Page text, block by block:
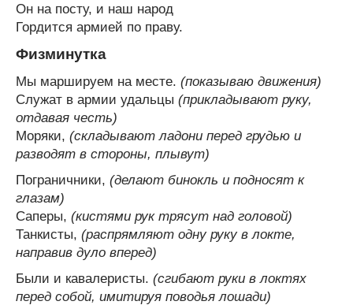
Он на посту, и наш народ
Гордится армией по праву.
Физминутка
Мы маршируем на месте. (показываю движения)
Служат в армии удальцы (прикладывают руку,
отдавая честь)
Моряки, (складывают ладони перед грудью и
разводят в стороны, плывут)
Пограничники, (делают бинокль и подносят к
глазам)
Саперы, (кистями рук трясут над головой)
Танкисты, (распрямляют одну руку в локте,
направив дуло вперед)
Были и кавалеристы. (сгибают руки в локтях
перед собой, имитируя поводья лошади)